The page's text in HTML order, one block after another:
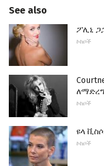
See also
ፖሊኒ
ኮከቦች
ኮከቦች
ዩላ
ኮከቦች